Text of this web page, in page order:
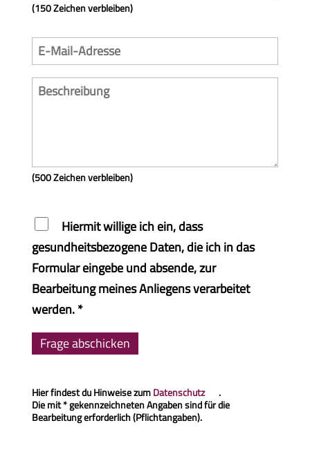
(150 Zeichen verbleiben)
(500 Zeichen verbleiben)
Hiermit willige ich ein, dass
gesundheitsbezogene Daten, die ich in das
Formular eingebe und absende, zur
Bearbeitung meines Anliegens verarbeitet
werden. *
Frage abschicken
Hier findest du Hinweise zumDatenschutz
.
Die mit * gekennzeichneten Angaben sind für die
Bearbeitung erforderlich (Pflichtangaben).